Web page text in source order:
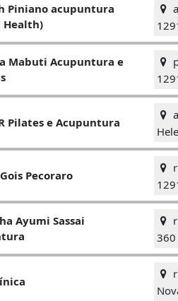
Piniano acupuntura
Health)
Mabuti Acupuntura e
Pilates e Acupuntura
Pecoraro
Ayumi Sassai
360